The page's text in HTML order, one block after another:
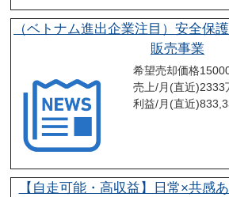
（ベトナム進出企業注目）安全保
販売事業
希望売却価格
売上/月(直近)2333
利益/月(直近)
【自走可能・高収益】日常×共感